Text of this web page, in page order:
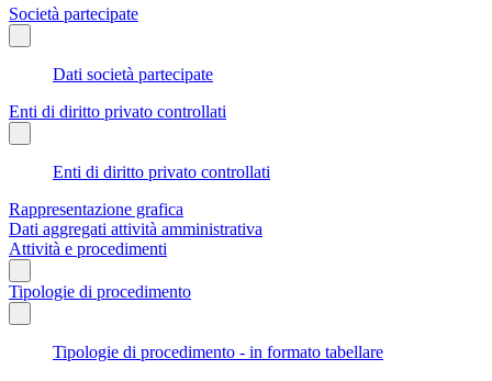
Società partecipate
Dati società partecipate
Enti di diritto privato controllati
Enti di diritto privato controllati
Rappresentazione grafica
Dati aggregati attività amministrativa
Attività e procedimenti
Tipologie di procedimento
Tipologie di procedimento - in formato tabellare